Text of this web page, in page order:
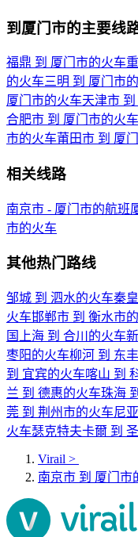
到厦门市的主要线
福鼎 到 厦门市的火车
的火车三明 到 厦门市
厦门市的火车天津市
合肥市 到 厦门市的火车
市的火车莆田市 到 厦
相关线路
南京市 - 厦门市的航班
市的火车
其他热门路线
邹城 到 泗水的火车秦
火车邯郸市 到 衡水市
国上海 到 合川的火车
枣阳的火车柳河 到 东
到 宜宾的火车喀山 到
兰 到 德惠的火车珠海
莞 到 荆州市的火车尼
火车瑟克特夫卡爾 到
Virail >
南京市 到 厦门市